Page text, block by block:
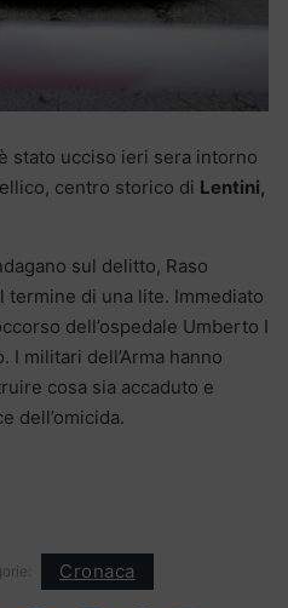
stato ucciso ieri sera intorno
centro storico di Lentini,
sul delitto, Raso
termine di una lite. Immediato
dell’ospedale Umberto I
I militari dell’Arma hanno
cosa sia accaduto e
dell’omicida.
Cronaca